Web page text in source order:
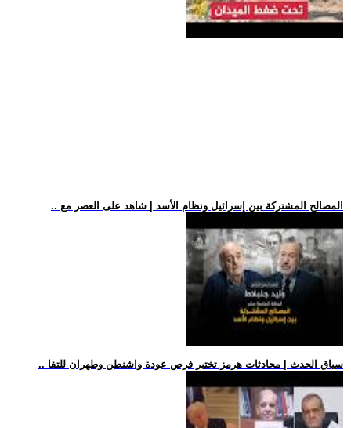
.. المصالح المشتركة بين إسرائيل ونظام الأسد | شاهد على العصر مع
.. سياق الحدث | محادثات هرمز تختبر فرص عودة واشنطن وطهران للتفا